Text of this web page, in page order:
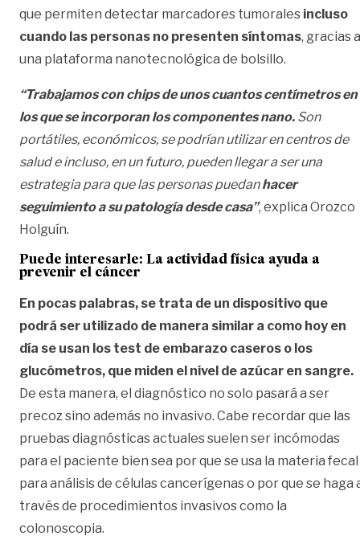
que permiten detectar marcadores tumorales incluso
cuando las personas no presenten síntomas, gracias a
una plataforma nanotecnológica de bolsillo.
“Trabajamos con chips de unos cuantos centímetros en
los que se incorporan los componentes nano. Son
portátiles, económicos, se podrían utilizar en centros de
salud e incluso, en un futuro, pueden llegar a ser una
estrategia para que las personas puedanhacer
seguimiento a su patología desde casa”, explica Orozco
Holguín.
Puede interesarle: La actividad física ayuda a
prevenir el cáncer
En pocas palabras, se trata de un dispositivo que
podrá ser utilizado de manera similar a como hoy en
día se usan los test de embarazo caseros o los
glucómetros, que miden el nivel de azúcar en sangre.
De esta manera, el diagnóstico no solo pasará a ser
precoz sino además no invasivo. Cabe recordar que las
pruebas diagnósticas actuales suelen ser incómodas
para el paciente bien sea por que se usa la materia fecal
para análisis de células cancerígenas o por que se haga
través de procedimientos invasivos como la
colonoscopia.